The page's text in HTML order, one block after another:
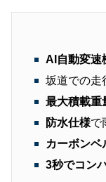
AI自動変速
坂道での走
最大積載重
防水仕様で
カーボンベ
3秒でコン